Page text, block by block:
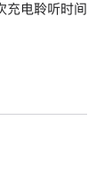
充电聆听时间